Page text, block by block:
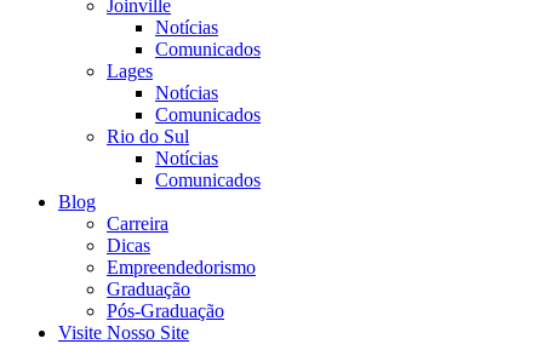
Joinville
Notícias
Comunicados
Lages
Notícias
Comunicados
Rio do Sul
Notícias
Comunicados
Blog
Carreira
Dicas
Empreendedorismo
Graduação
Pós-Graduação
Visite Nosso Site